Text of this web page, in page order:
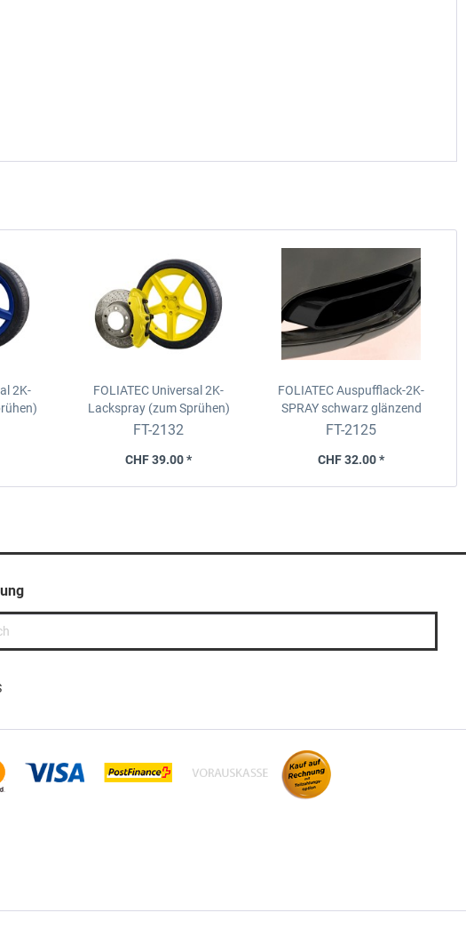
2K-
FOLIATEC Universal 2K-
Lackspray (zum Sprühen)
Farbe: gelb, 400 ml
FT-2132
CHF 39.00 *
FOLIATEC Auspufflack-2K-
SPRAY schwarz glänzend
FT-2125
CHF 32.00 *